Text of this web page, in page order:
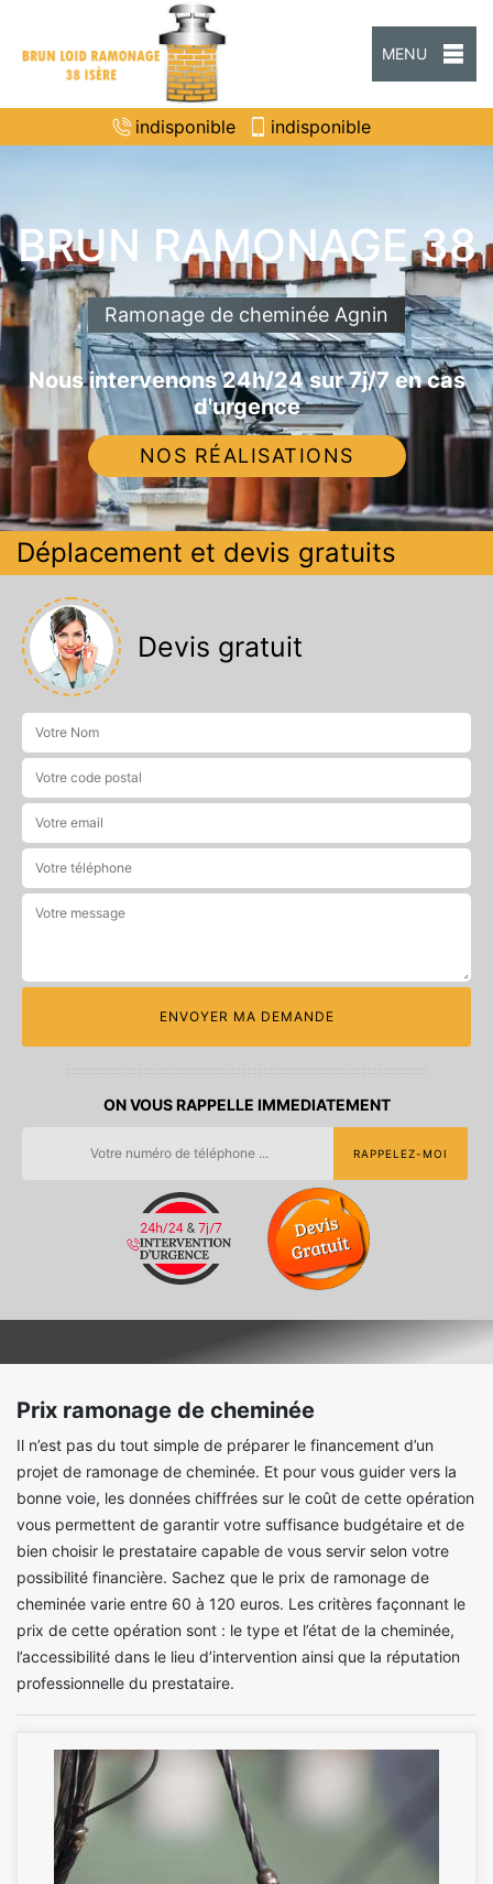
MENU
indisponible indisponible
BRUN RAMONAGE 38
Ramonage de cheminée Agnin
Nous intervenons 24h/24 sur 7j/7 en cas
d'urgence
NOS RÉALISATIONS
Déplacement et devis gratuits
Devis gratuit
ON VOUS RAPPELLE IMMEDIATEMENT
Prix ramonage de cheminée
Il n’est pas du tout simple de préparer le financement d’un
projet de ramonage de cheminée. Et pour vous guider vers la
bonne voie, les données chiffrées sur le coût de cette opération
vous permettent de garantir votre suffisance budgétaire et de
bien choisir le prestataire capable de vous servir selon votre
possibilité financière. Sachez que le prix de ramonage de
cheminée varie entre 60 à 120 euros. Les critères façonnant le
prix de cette opération sont : le type et l’état de la cheminée,
l’accessibilité dans le lieu d’intervention ainsi que la réputation
professionnelle du prestataire.